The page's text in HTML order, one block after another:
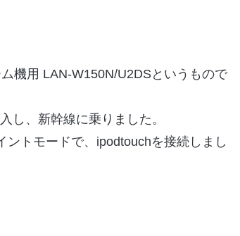
機用 LAN-W150N/U2DSというもので
し、新幹線に乗りました。
トモードで、ipodtouchを接続しまし